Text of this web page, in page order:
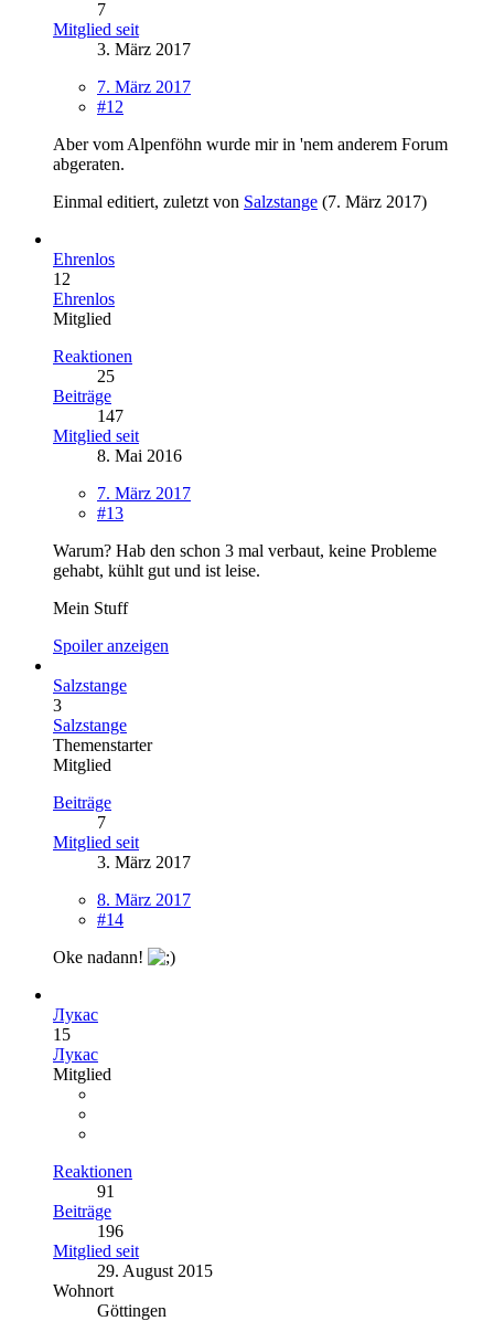
7
Mitglied seit
3. März 2017
7. März 2017
#12
Aber vom Alpenföhn wurde mir in 'nem anderem Forum
abgeraten.
Einmal editiert, zuletzt von Salzstange (7. März 2017)
Ehrenlos
12
Ehrenlos
Mitglied
Reaktionen
25
Beiträge
147
Mitglied seit
8. Mai 2016
7. März 2017
#13
Warum? Hab den schon 3 mal verbaut, keine Probleme
gehabt, kühlt gut und ist leise.
Mein Stuff
Spoiler anzeigen
Salzstange
3
Salzstange
Themenstarter
Mitglied
Beiträge
7
Mitglied seit
3. März 2017
8. März 2017
#14
Oke nadann!
Лукас
15
Лукас
Mitglied
Reaktionen
91
Beiträge
196
Mitglied seit
29. August 2015
Wohnort
Göttingen